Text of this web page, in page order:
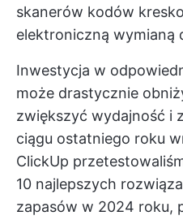
skanerów kodów
elektroniczną wymianą
Inwestycja w
może drastycznie
zwiększyć wydajność i
ciągu ostatniego roku
ClickUp
10 najlepszych
zapasów w 2024 roku,